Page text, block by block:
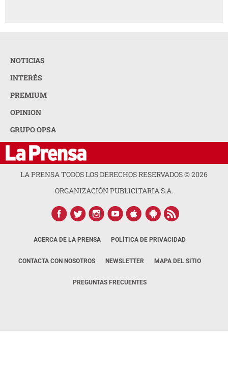
NOTICIAS
INTERÉS
PREMIUM
OPINION
GRUPO OPSA
LA PRENSA TODOS LOS DERECHOS RESERVADOS ©2026
ORGANIZACIÓN PUBLICITARIA S.A.
ACERCA DE LA PRENSA POLÍTICA DE PRIVACIDAD
CONTACTA CON NOSOTROS NEWSLETTER MAPA DEL SITIO
PREGUNTAS FRECUENTES